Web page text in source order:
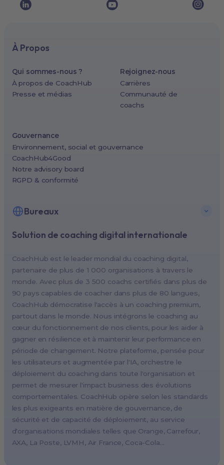
Solution de coaching digital internationale
CoachHub est le leader mondial du coaching digital,
partenaire de plus de 1 000 organisations à travers le
monde. Avec plus de 3 500 coachs certifiés dans plus de
90 pays capables de coacher dans plus de 80 langues,
CoachHub démocratise l'accès à un coaching premium,
partout dans le monde. Nous intégrons le coaching au
cœur du fonctionnement de nos clients, pour les aider à
gagner en résilience et à maintenir leur performance en
période de changement. Notre plateforme, pensée pour
les utilisateurs et augmentée par l'IA, orchestre le
déploiement du coaching dans toute l'organisation et
permet de mesurer l'impact business des évolutions
comportementales. CoachHub opère selon les standards
les plus exigeants en matière de gouvernance, de
sécurité et de capacité de déploiement, au service
d'organisations mondiales telles que Orange, Carrefour,
AXA, La Poste, LVMH, Air France, Coca-Cola…
À Propos
Qui sommes-nous ?
À propos de CoachHub
Presse et médias
Rejoignez-nous
Carrières
Communauté de
coachs
Gouvernance
Environnement, social et gouvernance
CoachHub4Good
Notre advisory board
RGPD & conformité
Bureaux
New York, USA (North America HQ)
London, UK
Paris, France
Melbourne, Australia
Amsterdam, Netherlands
Milan, Italy
Madrid, Spain
Stockholm, Sweden
Vienna, Austria
Copenhagen, Denmark
Brussels, Belgium
Lisbon, Portugal
Tokyo, Japan